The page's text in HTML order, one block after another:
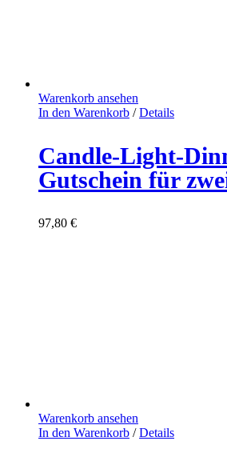
Warenkorb ansehen
In den Warenkorb / Details
Candle-Light-
Gutschein für
97,80 €
Warenkorb ansehen
In den Warenkorb / Details